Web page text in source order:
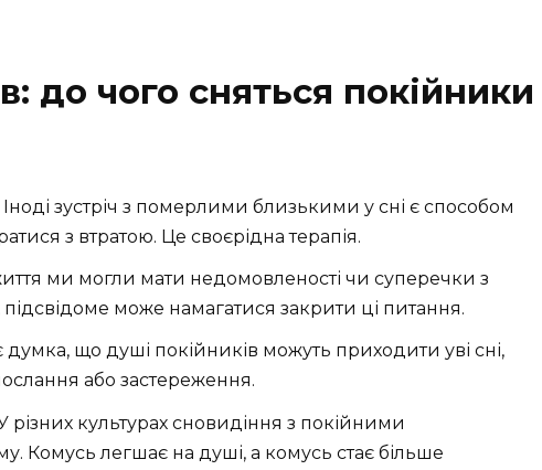
до чого сняться покійники
Іноді зустріч з померлими близькими у сні є способом
з втратою. Це своєрідна терапія.
ми могли мати недомовленості чи суперечки з
може намагатися закрити ці питання.
думка, що душі покійників можуть приходити уві сні,
або застереження.
різних культурах сновидіння з покійними
Комусь легшає на душі, а комусь стає більше